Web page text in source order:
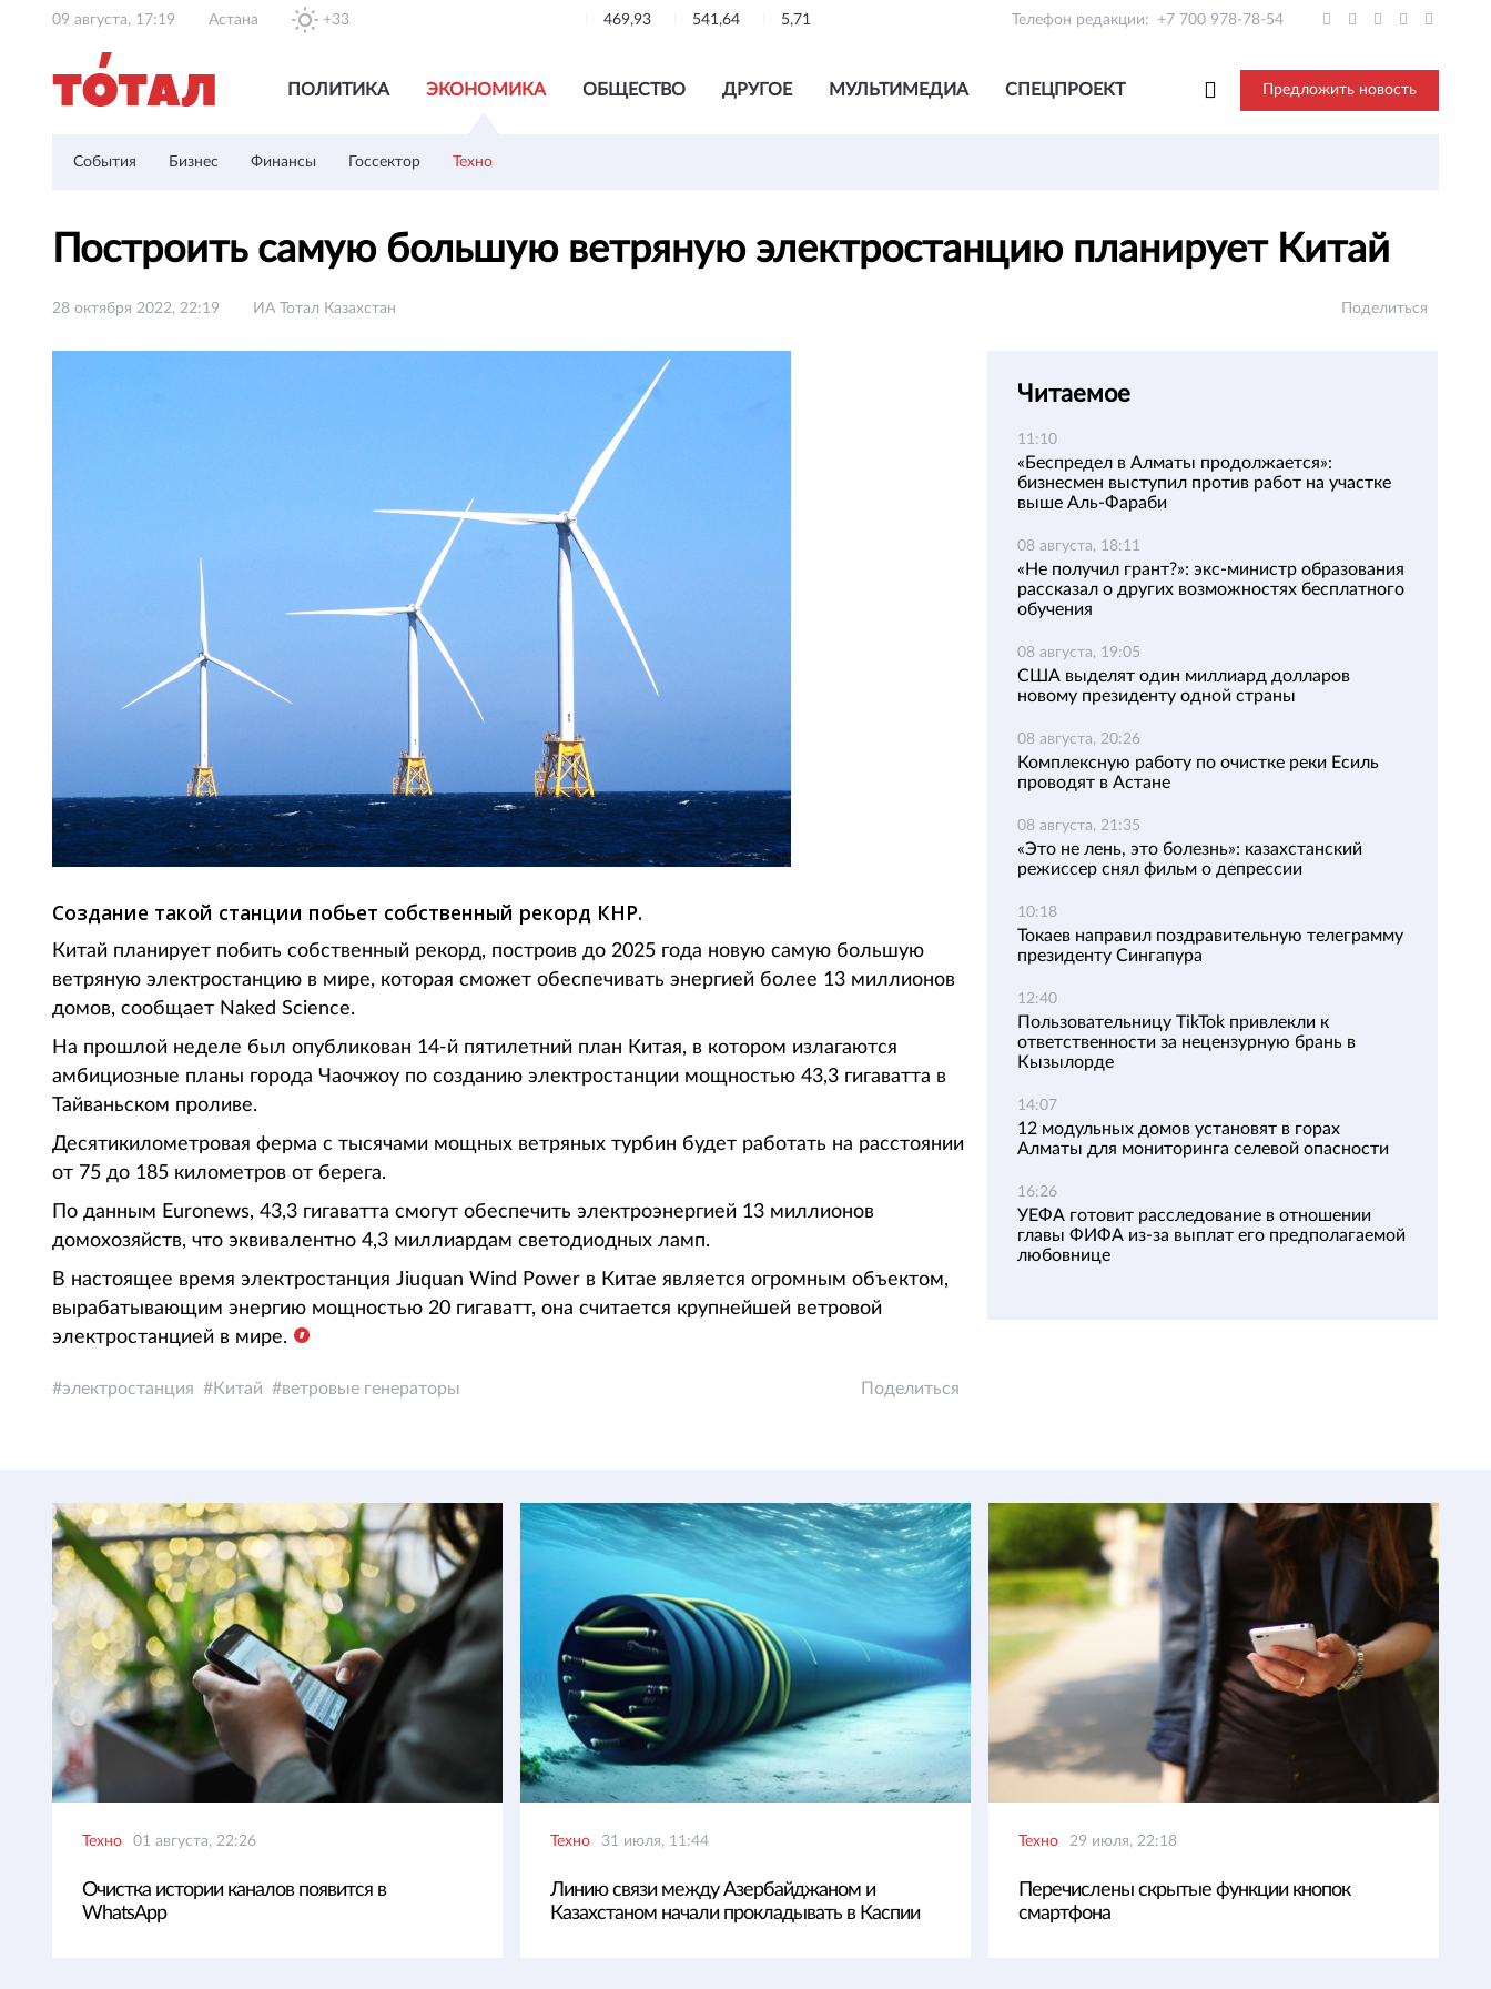
09 августа, 17:19 Астана +33 469,93 541,64 5,71 Телефон редакции: +7 700 978-78-54
ПОЛИТИКА ЭКОНОМИКА ОБЩЕСТВО ДРУГОЕ МУЛЬТИМЕДИА СПЕЦПРОЕКТ Предложить новость
События Бизнес Финансы Госсектор Техно
Построить самую большую ветряную электростанцию планирует Китай
28 октября 2022, 22:19 ИА Тотал Казахстан Поделиться
Создание такой станции побьет собственный рекорд КНР.
Китай планирует побить собственный рекорд, построив до 2025 года новую самую большую
ветряную электростанцию в мире, которая сможет обеспечивать энергией более 13 миллионов
домов, сообщает Naked Science.
На прошлой неделе был опубликован 14-й пятилетний план Китая, в котором излагаются
амбициозные планы города Чаочжоу по созданию электростанции мощностью 43,3 гигаватта в
Тайваньском проливе.
Десятикилометровая ферма с тысячами мощных ветряных турбин будет работать на расстоянии
от 75 до 185 километров от берега.
По данным Euronews, 43,3 гигаватта смогут обеспечить электроэнергией 13 миллионов
домохозяйств, что эквивалентно 4,3 миллиардам светодиодных ламп.
В настоящее время электростанция Jiuquan Wind Power в Китае является огромным объектом,
вырабатывающим энергию мощностью 20 гигаватт, она считается крупнейшей ветровой
электростанцией в мире.
электростанция Китай ветровые генераторы Поделиться
Читаемое
11:10
«Беспредел в Алматы продолжается»:
бизнесмен выступил против работ на участке
выше Аль-Фараби
08 августа, 18:11
«Не получил грант?»: экс-министр образования
рассказал о других возможностях бесплатного
обучения
08 августа, 19:05
США выделят один миллиард долларов
новому президенту одной страны
08 августа, 20:26
Комплексную работу по очистке реки Есиль
проводят в Астане
08 августа, 21:35
«Это не лень, это болезнь»: казахстанский
режиссер снял фильм о депрессии
10:18
Токаев направил поздравительную телеграмму
президенту Сингапура
12:40
Пользовательницу TikTok привлекли к
ответственности за нецензурную брань в
Кызылорде
14:07
12 модульных домов установят в горах
Алматы для мониторинга селевой опасности
16:26
УЕФА готовит расследование в отношении
главы ФИФА из-за выплат его предполагаемой
любовнице
Техно 01 августа, 22:26
Очистка истории каналов появится в
WhatsApp
Техно 31 июля, 11:44
Линию связи между Азербайджаном и
Казахстаном начали прокладывать в Каспии
Техно 29 июля, 22:18
Перечислены скрытые функции кнопок
смартфона